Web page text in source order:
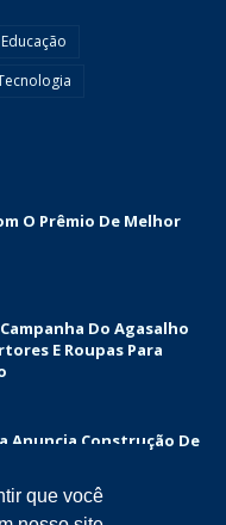
que você
Educação
O Prêmio De Melhor
Do Agasalho
E Roupas Para
Anuncia Construção De